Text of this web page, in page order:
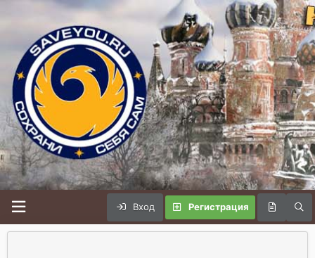
Вход Регистрация